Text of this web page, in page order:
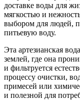
доставке воды для
мягкостью и
выбором для людей,
питьевую воду.
Эта артезианская
землей, где она
и фильтруется
процессу очистки,
примесей или
и полезной для